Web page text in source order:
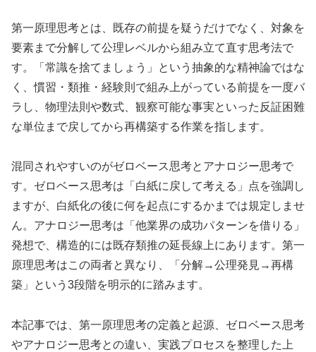
第一原理思考とは、既存の前提を疑うだけでなく、対象を
要素まで分解して公理レベルから組み立て直す思考法で
す。「常識を捨てましょう」という抽象的な精神論ではな
く、慣習・類推・経験則で組み上がっている前提を一度バ
ラし、物理法則や数式、観察可能な事実といった反証困難
な単位まで戻してから再構築する作業を指します。
混同されやすいのがゼロベース思考とアナロジー思考で
す。ゼロベース思考は「白紙に戻して考える」点を強調し
ますが、白紙化の後に何を起点にするかまでは規定しませ
ん。アナロジー思考は「他業界の成功パターンを借りる」
発想で、構造的には既存類推の延長線上にあります。第一
原理思考はこの両者と異なり、「分解→公理発見→再構
築」という3段階を明示的に踏みます。
本記事では、第一原理思考の定義と起源、ゼロベース思考
やアナロジー思考との違い、実践プロセスを整理した上